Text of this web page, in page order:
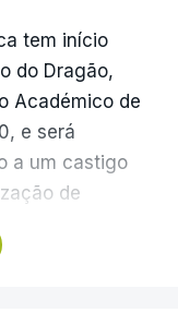
tem início
do Dragão,
Académico de
e será
a um castigo
de